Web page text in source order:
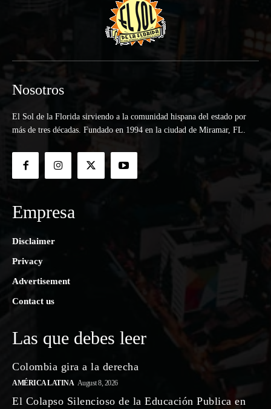
Nosotros
El Sol de la Florida sirviendo a la comunidad hispana del estado por
más de tres décadas. Fundado en 1994 en la ciudad de Miramar, FL.
Empresa
Disclaimer
Privacy
Advertisement
Contact us
Las que debes leer
Colombia gira a la derecha
AMÉRICA LATINA August 8, 2026
El Colapso Silencioso de la Educación Publica en